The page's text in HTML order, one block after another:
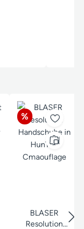
Rabatt
%
BLASER
Resolution